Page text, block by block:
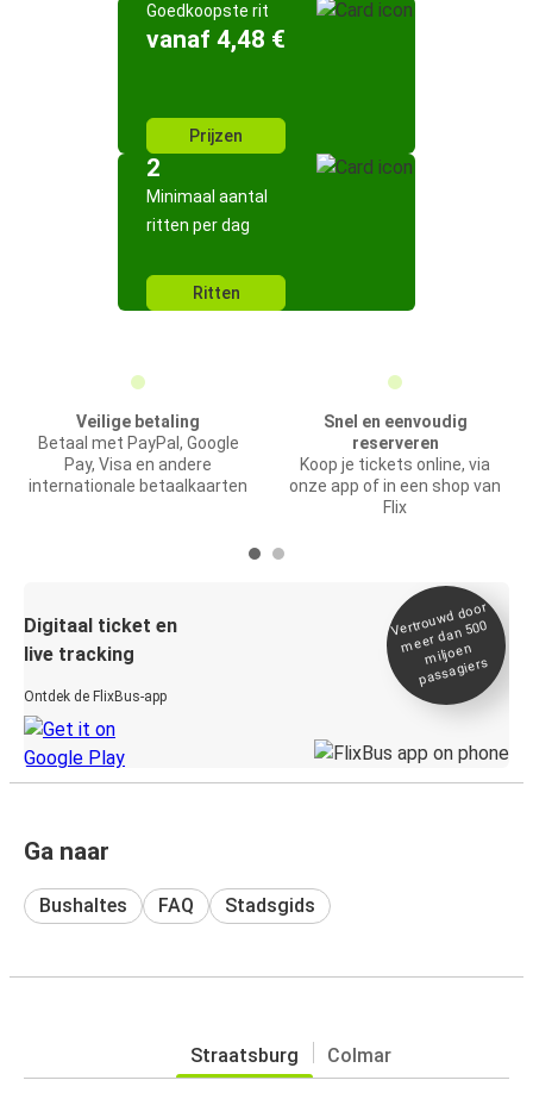
Goedkoopste rit
vanaf 4,48 €
Prijzen
2
Minimaal aantal
ritten per dag
Ritten
Veilige betaling
Betaal met PayPal, Google
Pay, Visa en andere
internationale betaalkaarten
Snel en eenvoudig
reserveren
Koop je tickets online, via
onze app of in een shop van
Flix
Digitaal ticket en
live tracking
Ontdek de FlixBus-app
Vertrou
wd door
meer dan 500
miljoen
passagiers
Ga naar
Bushaltes FAQ Stadsgids
Straatsburg Colmar